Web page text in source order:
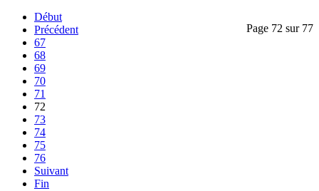
Page 72 sur 77
Début
Précédent
67
68
69
70
71
72
73
74
75
76
Suivant
Fin